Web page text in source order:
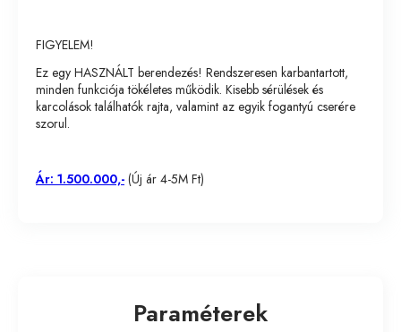
FIGYELEM!
Ez egy HASZNÁLT berendezés! Rendszeresen karbantartott,
minden funkciója tökéletes működik. Kisebb sérülések és
karcolások találhatók rajta, valamint az egyik fogantyú cserére
szorul.
Ár: 1.500.000,- (Új ár 4-5M Ft)
Paraméterek